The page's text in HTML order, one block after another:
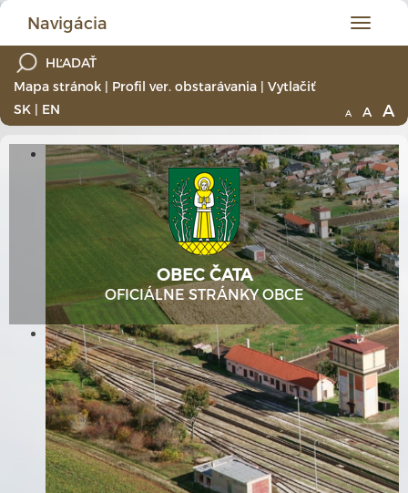
Hlavné
menu
Navigácia
Mapa stránok | Profil ver. obstarávania | Vytlačiť
SK | EN A A A
OBEC ČATA
OFICIÁLNE STRÁNKY OBCE